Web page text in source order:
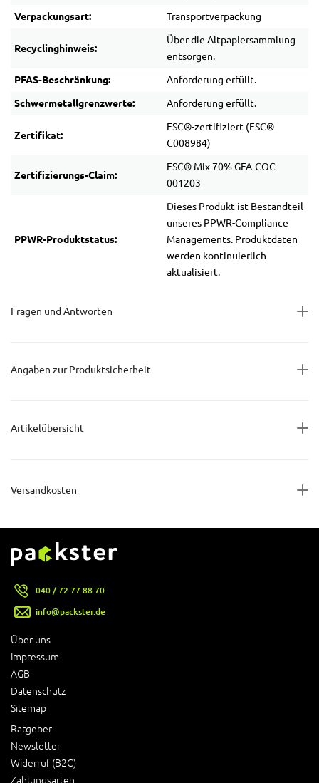
Verpackungsart: Transportverpackung
Recyclinghinweis:
Über die Altpapiersammlung
entsorgen.
PFAS-Beschränkung: Anforderung erfüllt.
Schwermetallgrenzwerte: Anforderung erfüllt.
Zertifikat:
FSC®-zertifiziert (FSC®
C008984)
Zertifizierungs-Claim:
FSC® Mix 70% GFA-COC-
001203
PPWR-Produktstatus:
Dieses Produkt ist Bestandteil
unseres PPWR-Compliance
Managements. Produktdaten
werden kontinuierlich
aktualisiert.
Fragen und Antworten
Angaben zur Produktsicherheit
Artikelübersicht
Versandkosten
Über uns
Impressum
AGB
Datenschutz
Sitemap
Ratgeber
Newsletter
Widerruf (B2C)
Zahlungsarten
040 / 72 77 88 70
info@packster.de